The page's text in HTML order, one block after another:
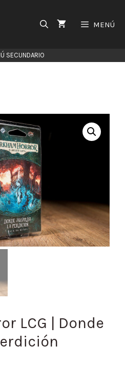
MENÚ
SECUNDARIO
LCG | Donde